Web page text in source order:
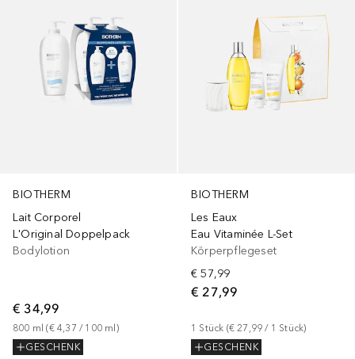
BIOTHERM
Lait Corporel
L'Original Doppelpack
Bodylotion
€ 34,99
800 ml (€ 4,37 / 100 ml )
GESCHENK
BIOTHERM
Les Eaux
Eau Vitaminée L-Set
Körperpflegeset
€ 57,99
€ 27,99
1 Stück (€ 27,99 / 1 Stück)
GESCHENK